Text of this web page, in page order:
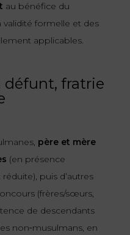
au bénéfice du
validité formelle et des
applicables.
défunt, fratrie
père et mère
(en présence
puis d’autres
(frères/sœurs,
de descendants
non‑musulmans, en